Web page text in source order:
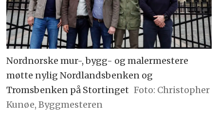
Nordnorske mur-, bygg- og malermestere
møtte nylig Nordlandsbenken og
Tromsbenken på Stortinget Foto: Christopher
Kunøe, Byggmesteren